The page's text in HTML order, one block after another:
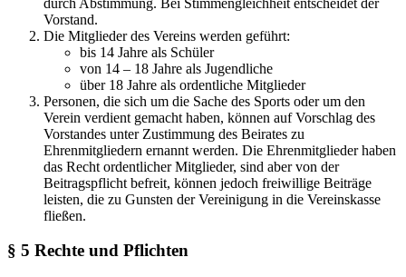
Vorstand.
Die Mitglieder des Vereins werden geführt:
bis 14 Jahre als Schüler
von 14 – 18 Jahre als Jugendliche
über 18 Jahre als ordentliche Mitglieder
Personen, die sich um die Sache des Sports oder um den
Verein verdient gemacht haben, können auf Vorschlag des
Vorstandes unter Zustimmung des Beirates zu
Ehrenmitgliedern ernannt werden. Die Ehrenmitglieder haben
das Recht ordentlicher Mitglieder, sind aber von der
Beitragspflicht befreit, können jedoch freiwillige Beiträge
leisten, die zu Gunsten der Vereinigung in die Vereinskasse
fließen.
§ 5 Rechte und Pflichten